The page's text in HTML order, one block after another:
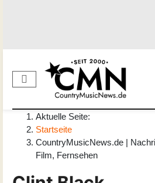
Aktuelle Seite:
Startseite
CountryMusicNews.de |
Film, Fernsehen